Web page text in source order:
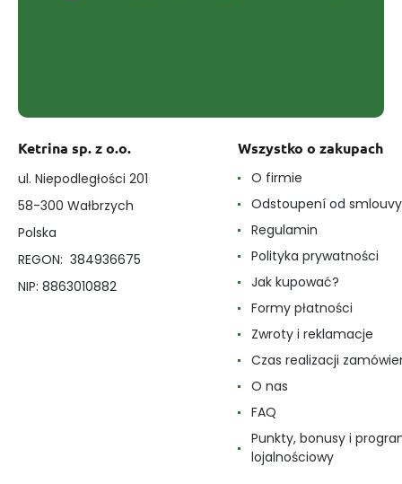
Ketrina sp. z o.o.
ul. Niepodległości 201
58-300 Wałbrzych
Polska
REGON: 384936675
NIP: 8863010882
Wszystko o zakupach
O firmie
Odstoupení od smlouvy
Regulamin
Polityka prywatności
Jak kupować?
Formy płatności
Zwroty i reklamacje
Czas realizacji
O nas
FAQ
Punkty, bonusy i
lojalnościowy